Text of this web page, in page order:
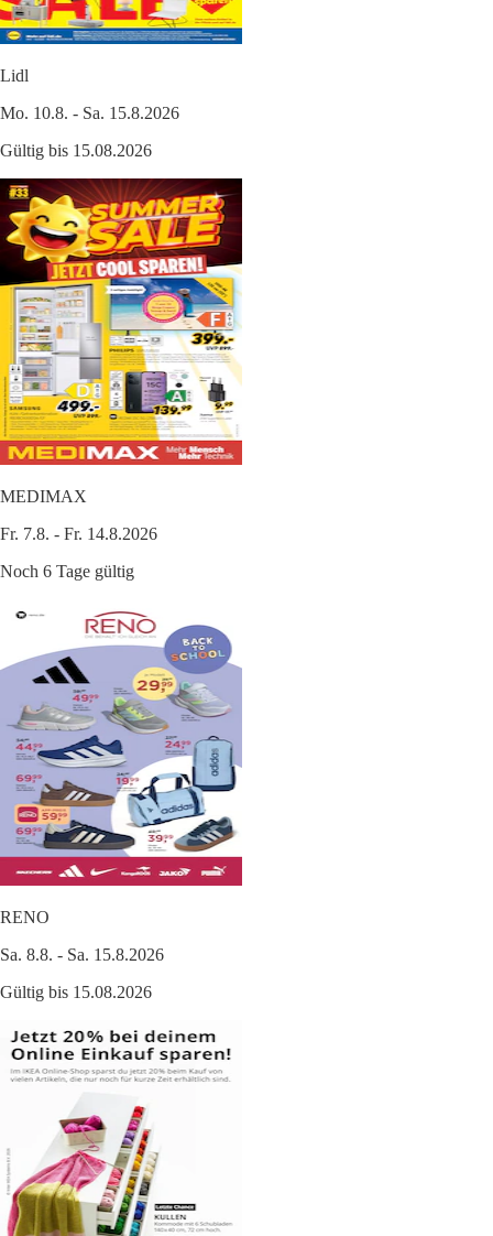
Lidl
Mo. 10.8. - Sa. 15.8.2026
Gültig bis 15.08.2026
MEDIMAX
Fr. 7.8. - Fr. 14.8.2026
Noch 6 Tage gültig
RENO
Sa. 8.8. - Sa. 15.8.2026
Gültig bis 15.08.2026